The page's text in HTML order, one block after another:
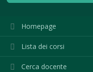
Homepage
Lista dei corsi
Cerca docente